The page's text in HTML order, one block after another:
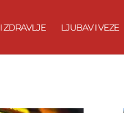
ZDRAVLJE LJUBAV I VEZE